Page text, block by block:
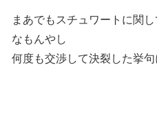
まあでもスチュワートに関
なもんやし
何度も交渉して決裂した挙